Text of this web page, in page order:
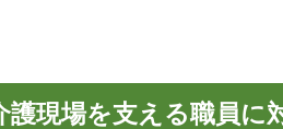
護現場を支える職員に